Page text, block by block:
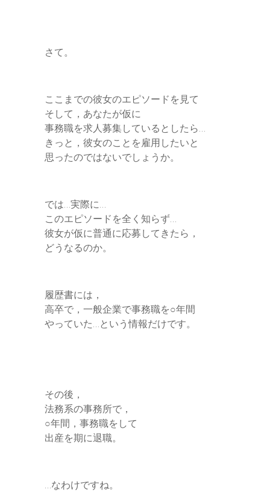
さて。
ここまでの彼女のエピソードを見て
そして，あなたが仮に
事務職を求人募集しているとしたら…
きっと，彼女のことを雇用したいと
思ったのではないでしょうか。
では…実際に…
このエピソードを全く知らず…
彼女が仮に普通に応募してきたら，
どうなるのか。
履歴書には，
高卒で，一般企業で事務職を○年間
やっていた…という情報だけです。
その後，
法務系の事務所で，
○年間，事務職をして
出産を期に退職。
…なわけですね。